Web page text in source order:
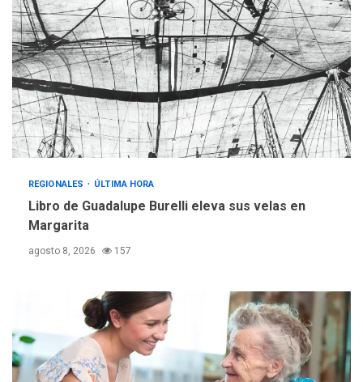
3
REGIONALES ÚLTIMA HORA
Mariño fortalece capacidad
operativa con flota
vehicular de 60 unidades
adquiridas en un año de
gestión
4
REGIONALES ÚLTIMA HORA
«Juan Bautista Arismendi» a
la altura de Macho Muerto
trabajan en diplomado para
creación y manejo de
estadísticas de turismo
REGIONALES ÚLTIMA HORA
Libro de Guadalupe Burelli eleva sus velas en
Margarita
agosto 8, 2026 157